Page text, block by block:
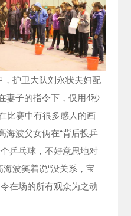
护卫大队刘永状夫妇配
妻子的指令下，仅用4秒
比赛中有很多感人的画
海波父女俩在“背后投乒
乒乓球，不好意思地对
海波笑着说“没关系，宝
在场的所有观众为之动